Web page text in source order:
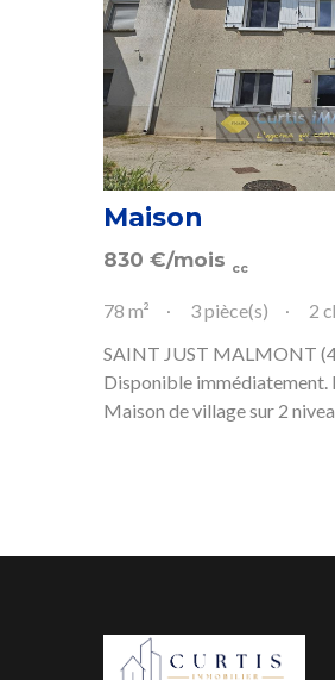
Maison
830 €/mois cc
78 m² 3 pièce(s)
2
SAINT JUST MALMONT
Disponible immédiatement.
Maison de village sur 2